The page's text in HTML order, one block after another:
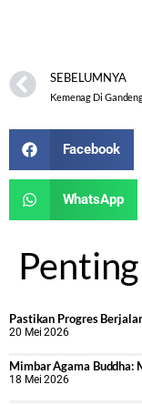
SEBELUMNYA
Facebook
WhatsApp
Penting
Pastikan Progres
20 Mei 2026
Mimbar Agama Buddha:
18 Mei 2026